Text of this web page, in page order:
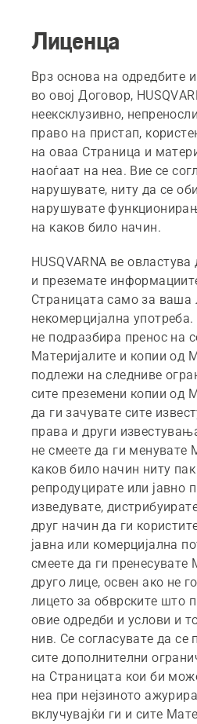
Лиценца
Врз основа на одредбите
во овој Договор,
неексклузивно,
право на пристап,
на оваа Страница и
наоѓаат на неа. Вие се
нарушувате, ниту да се
нарушувате
на каков било начин.
HUSQVARNA ве
и преземате
Страницата само за ваша
некомерцијална
не подразбира пренос на
Материјалите и копии од
подлежи на следниве
сите преземени копии од
да ги зачувате сите
права и други
не смеете да ги менувате
каков било начин ниту пак
репродуцирате или јавно
изведувате,
друг начин да ги
јавна или комерцијална
смеете да ги пренесувате
друго лице, освен ако не
лицето за обврските што
овие одредби и услови и
нив. Се согласувате да се
сите дополнителни
на Страницата кои би
неа при нејзиното
вклучувајќи ги и сите